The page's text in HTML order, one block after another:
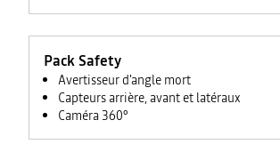
Pack Safety
Avertisseur d'angle mort
Capteurs arrière, avant et latéraux
Caméra 360°